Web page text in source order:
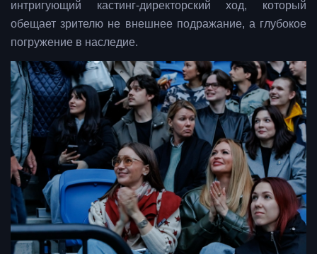
интригующий кастинг-директорский ход, который
обещает зрителю не внешнее подражание, а глубокое
погружение в наследие.